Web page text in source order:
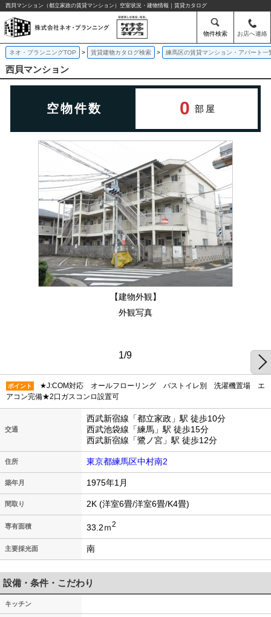
西貝マンション（都立家政の賃貸マンション）空室状況・建物情報｜賃貸カタログ
物件検索 お店へ連絡
ネオ・プランニングTOP 賃貸建物カタログ検索 練馬区の賃貸マンション・アパート一
西貝マンション
空物件数 0 部屋
【建物外観】
外観写真
1/9
ポイント
★J:COM対応 オールフローリング バストイレ別 洗濯機置場 エ
アコン完備★2口ガスコンロ設置可
交通
西武新宿線「都立家政」駅 徒歩10分
西武池袋線「練馬」駅 徒歩15分
西武新宿線「鷺ノ宮」駅 徒歩12分
住所 東京都練馬区中村南2
築年月 1975年1月
間取り 2K (洋室6畳/洋室6畳/K4畳)
専有面積 33.2ｍ2
主要採光面 南
設備・条件・こだわり
キッチン